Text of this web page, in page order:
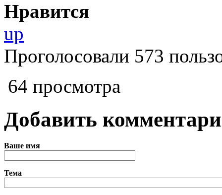
Нравится
up
Проголосовали 573
64 просмотра
Добавить
Ваше имя
Тема